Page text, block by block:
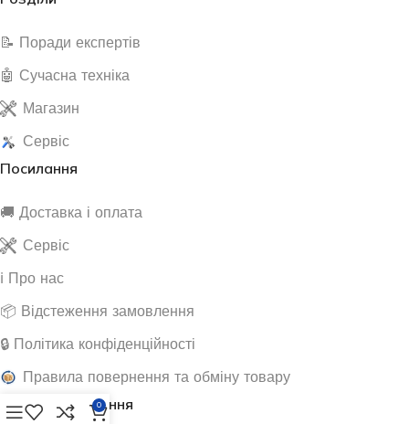
📝 Поради експертів
🤖 Сучасна техніка
Магазин
Сервіс
Посилання
🚚 Доставка і оплата
Сервіс
ℹ️ Про нас
📦 Відстеження замовлення
🔒 Політика конфіденційності
Правила повернення та обміну товару
Корисні посилання
0